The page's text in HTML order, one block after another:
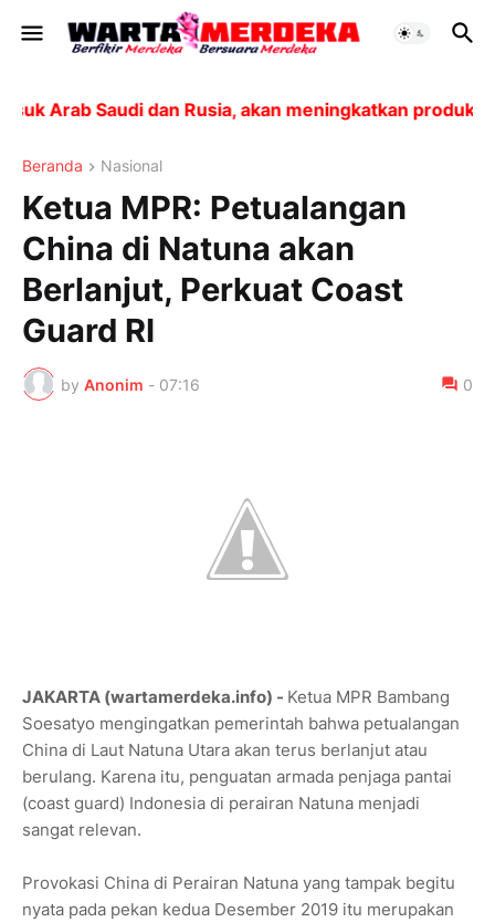
Arab Saudi dan Rusia, akan meningkatkan produksi
Beranda Nasional
Ketua MPR: Petualangan
China di Natuna akan
Berlanjut, Perkuat Coast
Guard RI
by Anonim - 07:16 0
JAKARTA (wartamerdeka.info) - Ketua MPR Bambang
Soesatyo mengingatkan pemerintah bahwa petualangan
China di Laut Natuna Utara akan terus berlanjut atau
berulang. Karena itu, penguatan armada penjaga pantai
(coast guard) Indonesia di perairan Natuna menjadi
sangat relevan.
Provokasi China di Perairan Natuna yang tampak begitu
nyata pada pekan kedua Desember 2019 itu merupakan